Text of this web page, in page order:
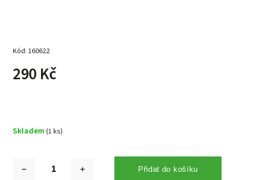
Kód: 160622
290 Kč
Skladem (1 ks)
Přidat do košíku